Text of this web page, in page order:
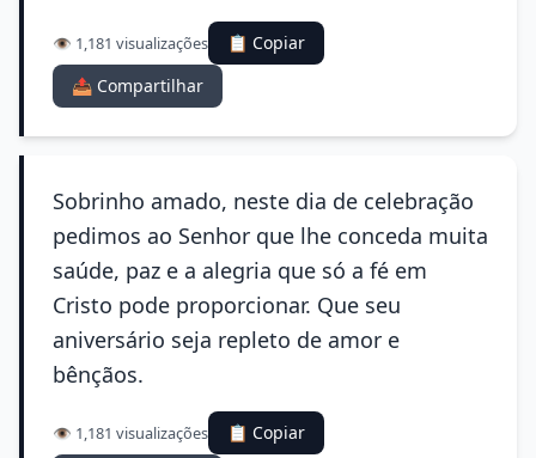
👁️ 1,181 visualizações
📋 Copiar
📤 Compartilhar
Sobrinho amado, neste dia de celebração
pedimos ao Senhor que lhe conceda muita
saúde, paz e a alegria que só a fé em
Cristo pode proporcionar. Que seu
aniversário seja repleto de amor e
bênçãos.
👁️ 1,181 visualizações 📋 Copiar